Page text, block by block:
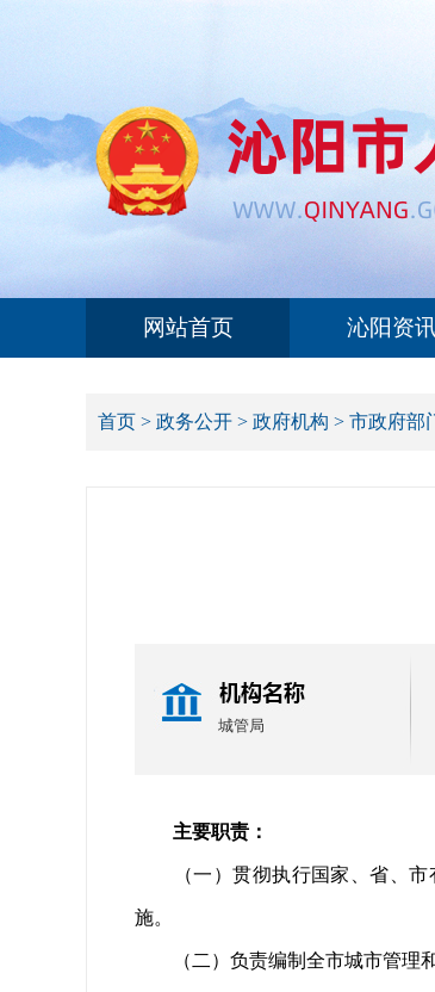
网站首页 沁阳资
首页 > 政务公开 > 政府机构 > 市政府部
城管局
主要职责：
（一）贯彻执行国家、省、市
施。
（二）负责编制全市城市管理和